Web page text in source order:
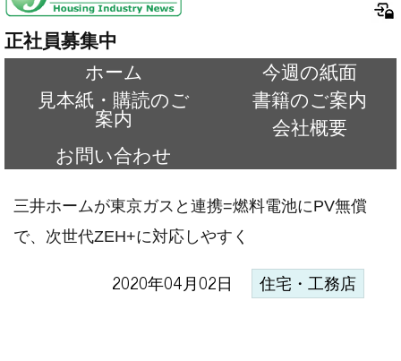
正社員募集中
ホーム
今週の紙面
見本紙・購読のご
案内
書籍のご案内
会社概要
お問い合わせ
三井ホームが東京ガスと連携=燃料電池にPV無償
で、次世代ZEH+に対応しやすく
2020年04月02日 住宅・工務店